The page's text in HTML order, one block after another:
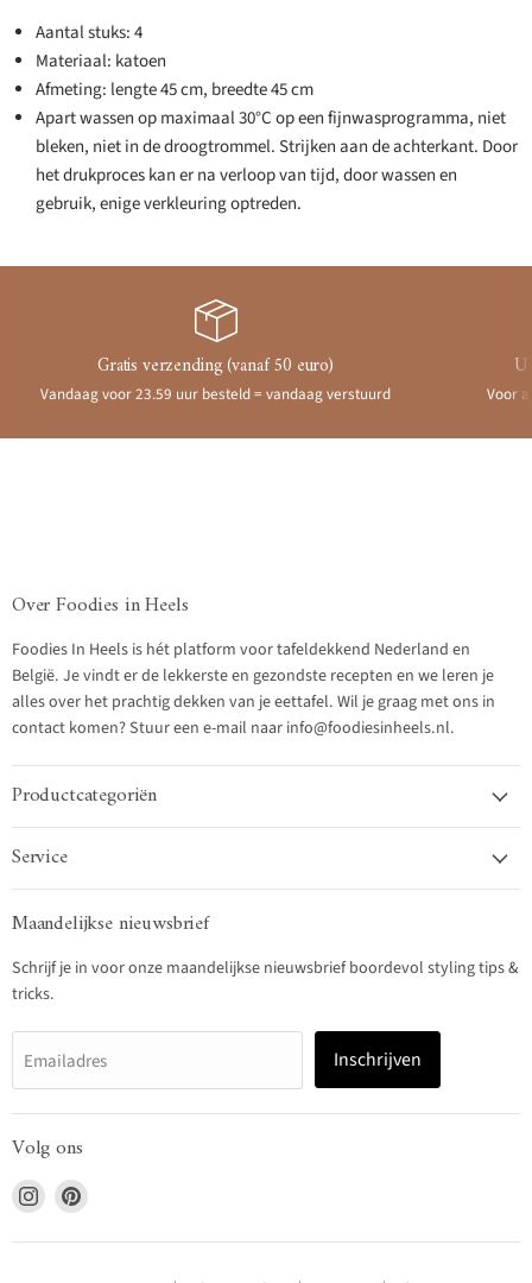
Aantal stuks: 4
Materiaal: katoen
Afmeting: lengte 45 cm, breedte 45 cm
Apart wassen op maximaal 30°C op een fijnwasprogramma, niet
bleken, niet in de droogtrommel. Strijken aan de achterkant. Door
het drukproces kan er na verloop van tijd, door wassen en
gebruik, enige verkleuring optreden.
Gratis verzending (vanaf 50 euro)
Vandaag voor 23.59 uur besteld = vandaag verstuurd Voor
Over Foodies in Heels
Foodies In Heels is hét platform voor tafeldekkend Nederland en
België. Je vindt er de lekkerste en gezondste recepten en we leren je
alles over het prachtig dekken van je eettafel. Wil je graag met ons in
contact komen? Stuur een e-mail naar info@foodiesinheels.nl.
Productcategoriën
Service
Maandelijkse nieuwsbrief
Schrijf je in voor onze maandelijkse nieuwsbrief boordevol styling tips &
tricks.
Emailadres Inschrijven
Volg ons
Vind
ons
op
Vind
op